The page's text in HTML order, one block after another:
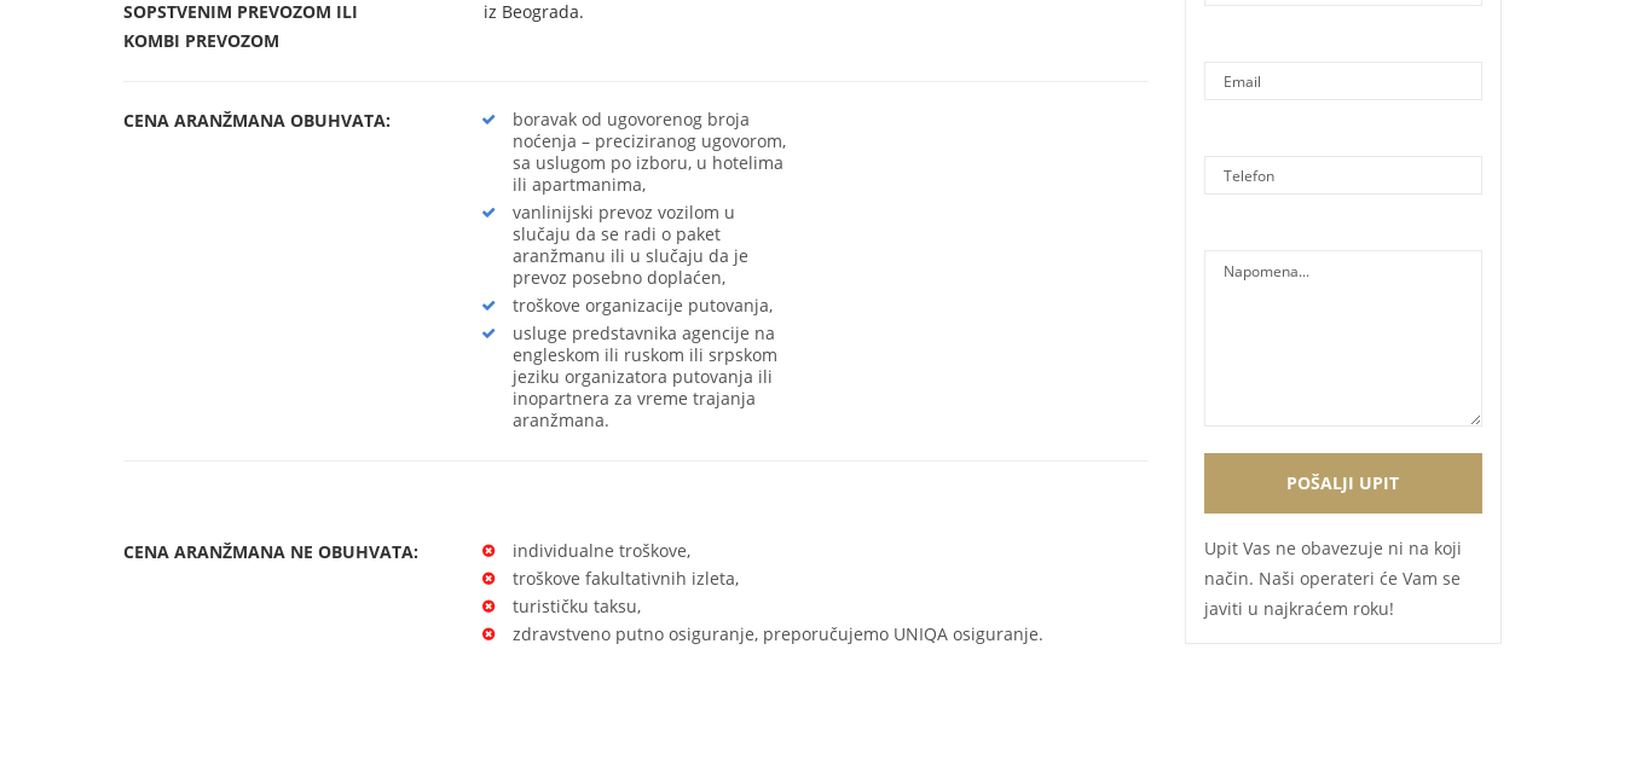
SOPSTVENIM PREVOZOM ILI
KOMBI PREVOZOM
iz Beograda.
CENA ARANŽMANA OBUHVATA:
boravak od ugovorenog broja
noćenja – preciziranog ugovorom,
sa uslugom po izboru, u hotelima
ili apartmanima,
vanlinijski prevoz vozilom u
slučaju da se radi o paket
aranžmanu ili u slučaju da je
prevoz posebno doplaćen,
troškove organizacije putovanja,
usluge predstavnika agencije na
engleskom ili ruskom ili srpskom
jeziku organizatora putovanja ili
inopartnera za vreme trajanja
aranžmana.
CENA ARANŽMANA NE OBUHVATA:
individualne troškove,
troškove fakultativnih izleta,
turističku taksu,
zdravstveno putno osiguranje, preporučujemo UNIQA osiguranje.
Upit Vas ne obavezuje ni na koji
način. Naši operateri će Vam se
javiti u najkraćem roku!